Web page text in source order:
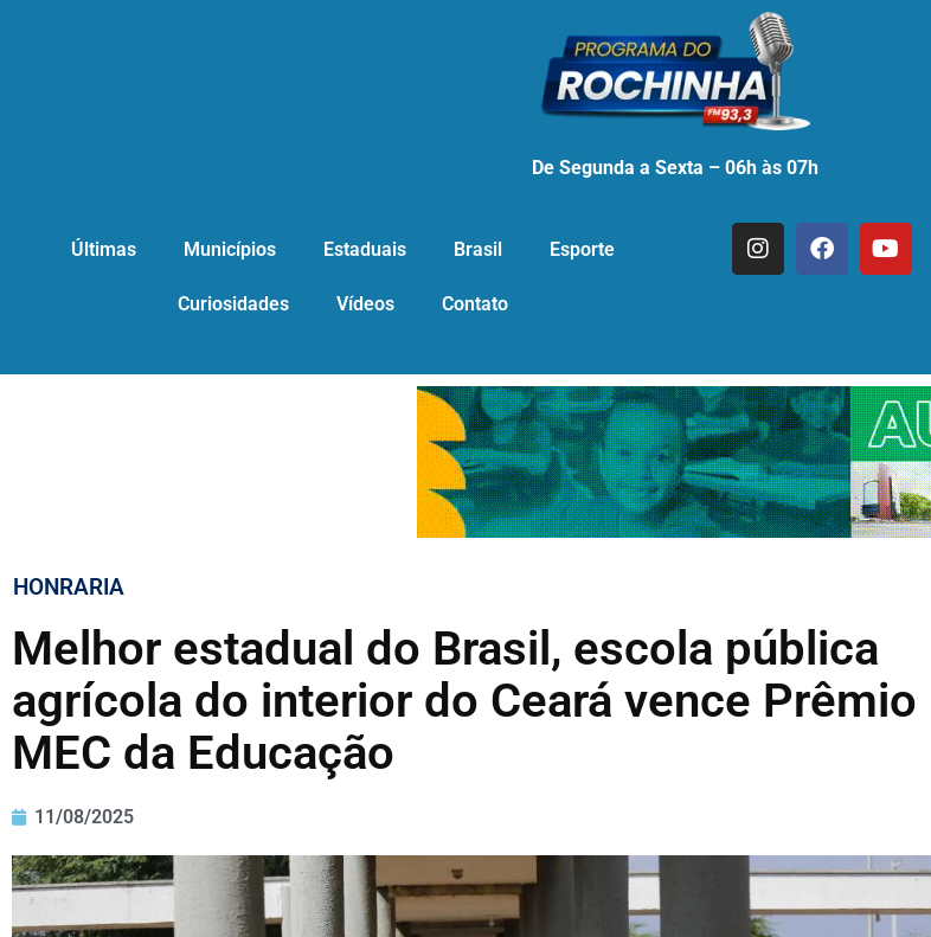
De Segunda a Sexta – 06h às 07h
Últimas Municípios Estaduais Brasil Esporte
Curiosidades Vídeos Contato
HONRARIA
Melhor estadual do Brasil, escola pública
agrícola do interior do Ceará vence Prêmio
MEC da Educação
11/08/2025